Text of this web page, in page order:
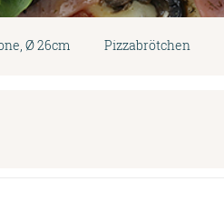
Ø 26cm Pizzabrötchen